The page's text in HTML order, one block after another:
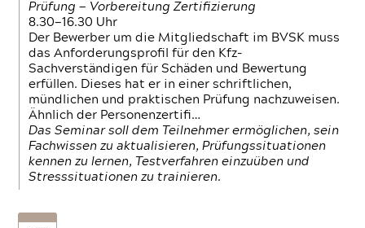
Prüfung — Vorbereitung Zertifizierung
8.30—16.30 Uhr
Der Bewerber um die Mitgliedschaft im BVSK muss
das Anforderungsprofil für den Kfz-
Sachverständigen für Schäden und Bewertung
erfüllen. Dieses hat er in einer schriftlichen,
mündlichen und praktischen Prüfung nachzuweisen.
Ähnlich der Personenzertifi…
Das Seminar soll dem Teilnehmer ermöglichen, sein
Fachwissen zu aktualisieren, Prüfungssituationen
kennen zu lernen, Testverfahren einzuüben und
Stresssituationen zu trainieren.